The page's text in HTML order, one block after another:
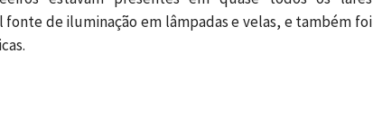
fonte de iluminação em lâmpadas e velas, e também foi